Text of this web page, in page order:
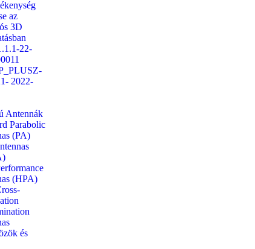
az
3D
22-
2022-
Antennák
Parabolic
(PA)
(HPA)
és